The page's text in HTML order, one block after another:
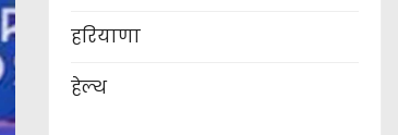
हरियाणा
हेल्थ